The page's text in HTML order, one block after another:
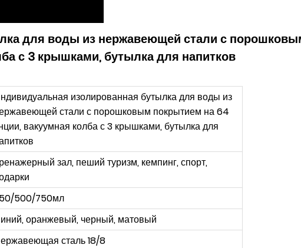
для воды из нержавеющей стали с
с 3 крышками, бутылка для напитков
изолированная бутылка для воды из
стали с порошковым покрытием на 64
вакуумная колба с 3 крышками, бутылка для
зал, пеший туризм, кемпинг, спорт,
500/750мл
оранжевый, черный, матовый
сталь 18/8